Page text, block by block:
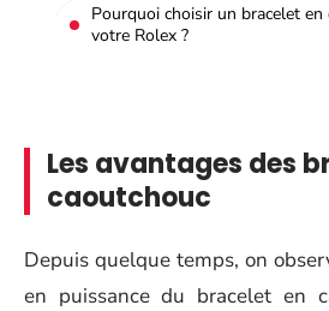
Pourquoi choisir un bracelet
votre Rolex ?
Les avantages des
caoutchouc
Depuis quelque temps, on
en puissance du bracelet en